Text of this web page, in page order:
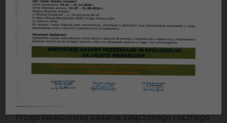
SPRAWOZDANIE NIEZALEŻNEGO BIEGŁEGO
REWIDENTA
Z BADANIA ROCZNEGO SPRAWOZDANIA
FINANSOWEGO
Dla Rady Nadzorczej i Członków Spółdzielni
Mieszkaniowej „CZUBY” z siedzibą w Lublinie
Sprawozdanie z badania rocznego sprawozdania
Przeprowadziliśmy badanie załączonego rocznego